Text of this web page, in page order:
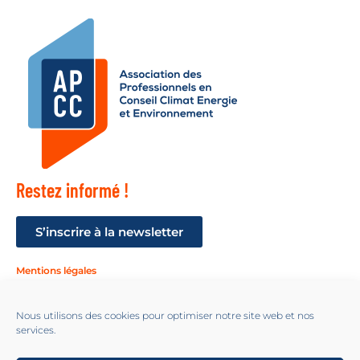
Nous utilisons des cookies pour optimiser notre site web et nos
services.
Restez informé !
S’inscrire à la newsletter
Mentions légales
Suivez-nous !